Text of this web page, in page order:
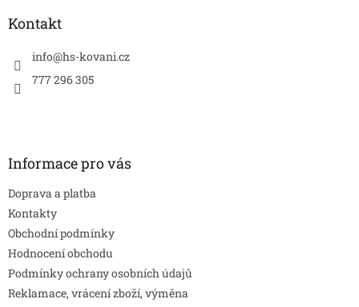
Kontakt
info@hs-kovani.cz
777 296 305
Informace pro vás
Doprava a platba
Kontakty
Obchodní podmínky
Hodnocení obchodu
Podmínky ochrany osobních údajů
Reklamace, vrácení zboží, výměna